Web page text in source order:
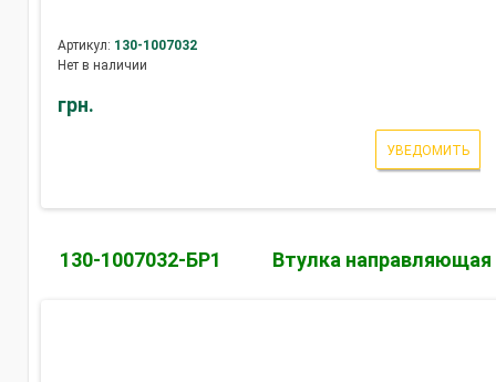
Артикул: 130-1007032
Нет в наличии
грн.
УВЕДОМИТЬ
130-1007032-БР1 Втулка направляющая